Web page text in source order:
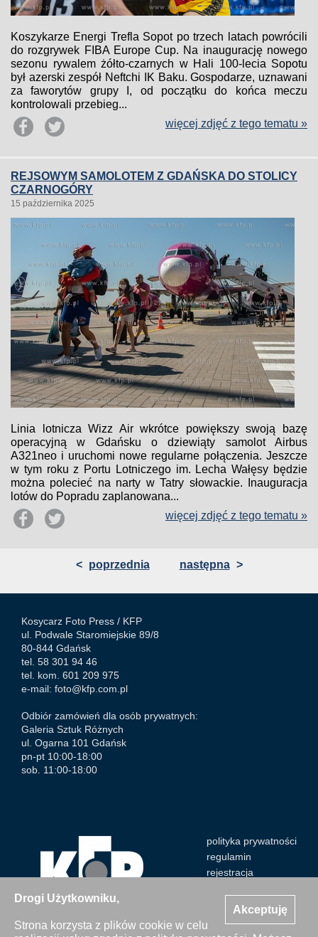
Akceptuję
Drogi Użytkowniku,
Strona korzysta z plików cookie w celu
Koszykarze Energi Trefla Sopot po trzech latach powrócili
do rozgrywek FIBA Europe Cup. Na inaugurację nowego
sezonu rywalem żółto-czarnych w Hali 100-lecia Sopotu
był azerski zespół Neftchi IK Baku. Gospodarze, uznawani
za faworytów grupy I, od początku do końca meczu
kontrolowali przebieg...
więcej zdjęć z tego tematu »
REJSOWYM SAMOLOTEM Z GDAŃSKA DO STOLICY
CZARNOGÓRY
15 października 2025
Linia lotnicza Wizz Air wkrótce powiększy swoją bazę
operacyjną w Gdańsku o dziewiąty samolot Airbus
A321neo i uruchomi nowe regularne połączenia. Jeszcze
w tym roku z Portu Lotniczego im. Lecha Wałęsy będzie
można polecieć na narty w Tatry słowackie. Inauguracja
lotów do Popradu zaplanowana...
więcej zdjęć z tego tematu »
< poprzednia następna >
Kosycarz Foto Press / KFP
ul. Podwale Staromiejskie 89/8
80-844 Gdańsk
tel. 58 301 94 46
tel. kom. 601 209 975
e-mail: foto@kfp.com.pl
Odbiór zamówień dla osób prywatnych:
Galeria Sztuk Różnych
ul. Ogarna 101 Gdańsk
pn-pt 10:00-18:00
sob. 11:00-18:00
polityka prywatności
regulamin
rejestracja